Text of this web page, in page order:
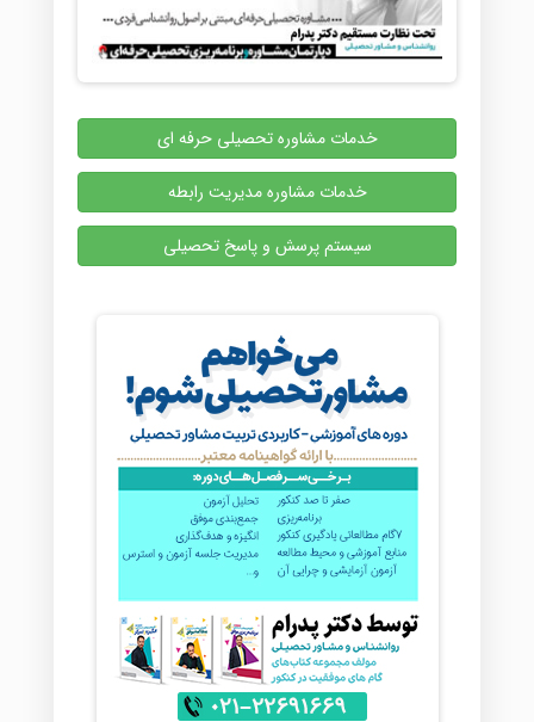
خدمات مشاوره تحصیلی حرفه ای
خدمات مشاوره مدیریت رابطه
سیستم پرسش و پاسخ تحصیلی